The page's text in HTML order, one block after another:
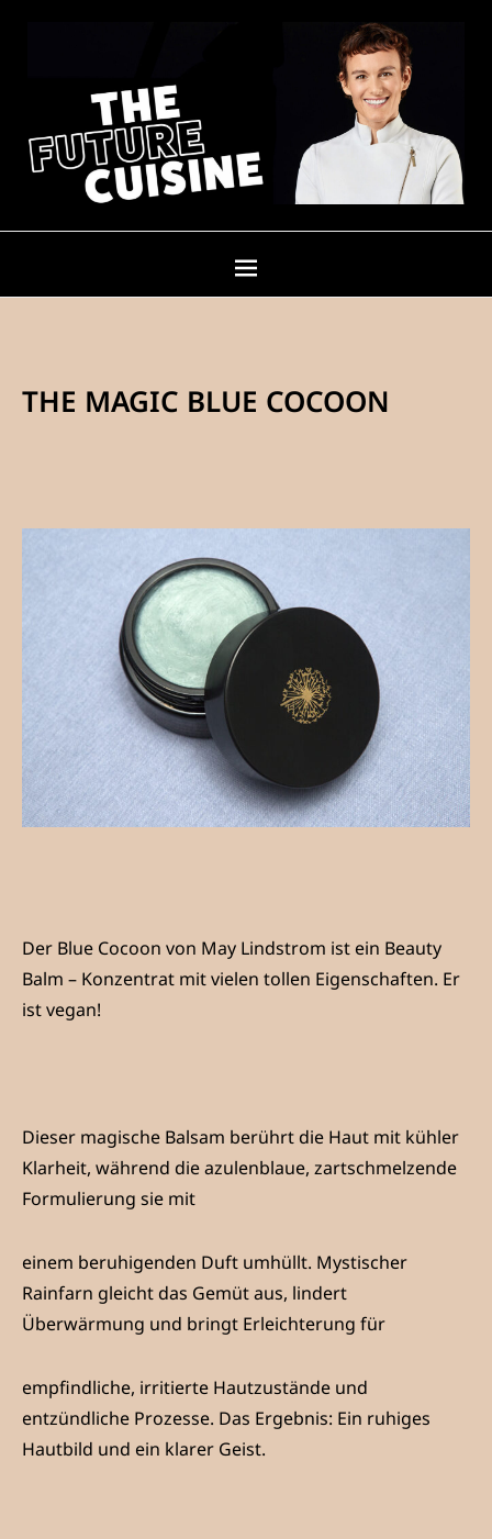
THE MAGIC BLUE COCOON
Der Blue Cocoon von May Lindstrom ist ein Beauty
Balm – Konzentrat mit vielen tollen Eigenschaften. Er
ist vegan!
Dieser magische Balsam berührt die Haut mit kühler
Klarheit, während die azulenblaue, zartschmelzende
Formulierung sie mit
einem beruhigenden Duft umhüllt. Mystischer
Rainfarn gleicht das Gemüt aus, lindert
Überwärmung und bringt Erleichterung für
empfindliche, irritierte Hautzustände und
entzündliche Prozesse. Das Ergebnis: Ein ruhiges
Hautbild und ein klarer Geist.